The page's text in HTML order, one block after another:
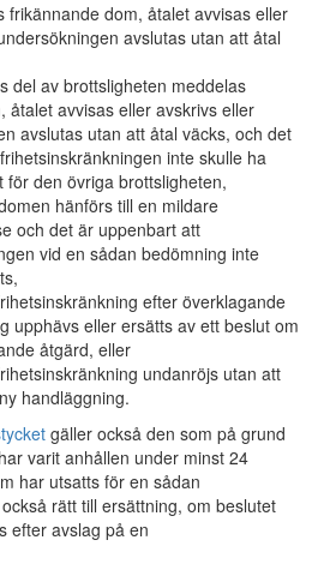
frikännande dom, åtalet avvisas eller
avslutas utan att åtal
del av brottsligheten meddelas
åtalet avvisas eller avskrivs eller
avslutas utan att åtal väcks, och det
inte skulle ha
för den övriga brottsligheten,
hänförs till en mildare
och det är uppenbart att
vid en sådan bedömning inte
efter överklagande
upphävs eller ersätts av ett beslut om
åtgärd, eller
undanröjs utan att
handläggning.
gäller också den som på grund
varit anhållen under minst 24
har utsatts för en sådan
rätt till ersättning, om beslutet
efter avslag på en